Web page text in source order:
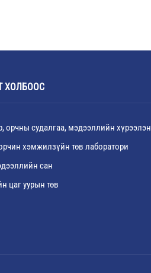
ХОЛБООС
орчны судалгаа, мэдээллийн хүрээлэн
хэмжилзүйн төв лаборатори
сан
цаг уурын төв